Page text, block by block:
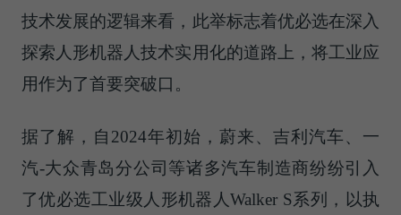
技术发展的逻辑来看，此举标志着优必选在深入
探索人形机器人技术实用化的道路上，将工业应
用作为了首要突破口。
据了解，自2024年初始，蔚来、吉利汽车、一
汽-大众青岛分公司等诸多汽车制造商纷纷引入
了优必选工业级人形机器人Walker S系列，以执